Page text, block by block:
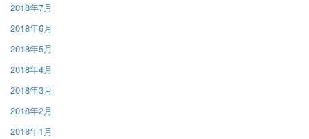
2018年7月
2018年6月
2018年5月
2018年4月
2018年3月
2018年2月
2018年1月